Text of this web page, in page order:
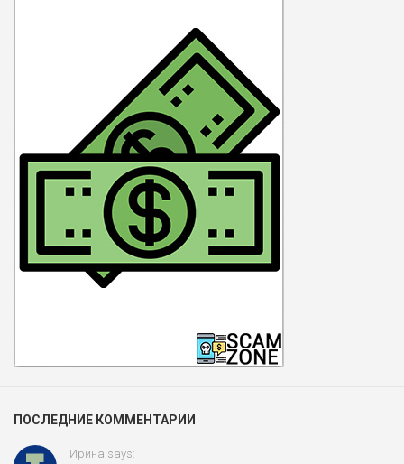
ПОСЛЕДНИЕ КОММЕНТАРИИ
Ирина says: